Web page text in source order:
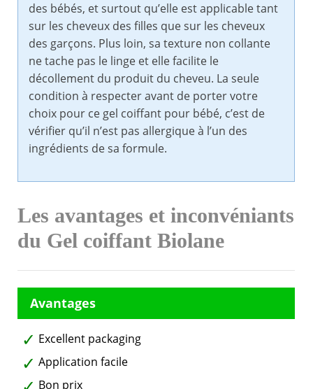
des bébés, et surtout qu’elle est applicable tant
sur les cheveux des filles que sur les cheveux
des garçons. Plus loin, sa texture non collante
ne tache pas le linge et elle facilite le
décollement du produit du cheveu. La seule
condition à respecter avant de porter votre
choix pour ce gel coiffant pour bébé, c’est de
vérifier qu’il n’est pas allergique à l’un des
ingrédients de sa formule.
Les avantages et inconvéniants
du Gel coiffant Biolane
Excellent packaging
Application facile
Bon prix